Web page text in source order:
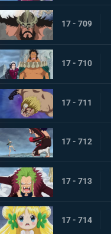
17 - 709
17 - 710
17 - 711
17 - 712
17 - 713
17 - 714